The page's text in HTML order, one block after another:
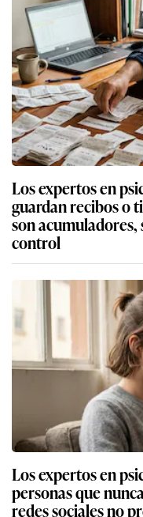
Los expertos en
guardan recibos o
son
control
Los expertos en
personas que
redes sociales no